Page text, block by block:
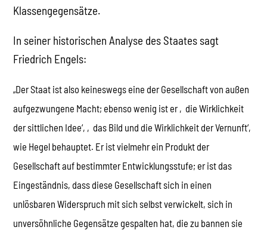
Klassengegensätze.
In seiner historischen Analyse des Staates sagt
Friedrich Engels:
„Der Staat ist also keineswegs eine der Gesellschaft von außen
aufgezwungene Macht; ebenso wenig ist er ‚die Wirklichkeit
der sittlichen Idee‘, ‚das Bild und die Wirklichkeit der Vernunft‘,
wie Hegel behauptet. Er ist vielmehr ein Produkt der
Gesellschaft auf bestimmter Entwicklungsstufe; er ist das
Eingeständnis, dass diese Gesellschaft sich in einen
unlösbaren Widerspruch mit sich selbst verwickelt, sich in
unversöhnliche Gegensätze gespalten hat, die zu bannen sie